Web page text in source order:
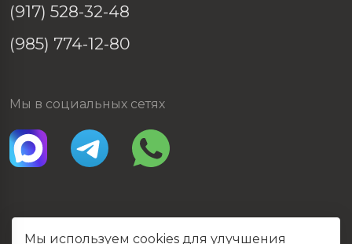
(917) 528-32-48
(985) 774-12-80
Мы в социальных сетях
Мы используем cookies для улучшения